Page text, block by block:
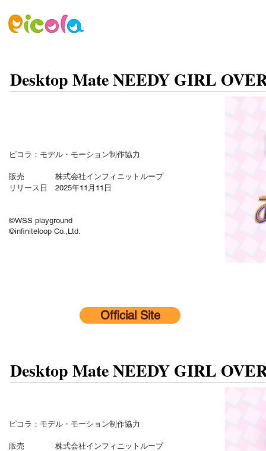
Desktop Mate NEEDY GIRL
ピコラ：モデル・モーション制作協力
販売 株式会社インフィニットループ
リリース日 2025年11月11日
©WSS playground
©infiniteloop Co.,Ltd.
Official Site
Desktop Mate NEEDY GIRL
ピコラ：モデル・モーション制作協力
販売 株式会社インフィニットループ